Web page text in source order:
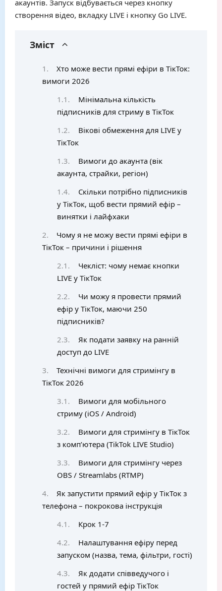
акаунтів. Запуск відбувається через кнопку
створення відео, вкладку LIVE і кнопку Go LIVE.
Зміст
Хто може вести прямі ефіри в ТікТок:
вимоги 2026
Мінімальна кількість
підписників для стриму в ТікТок
Вікові обмеження для LIVE у
ТікТок
Вимоги до акаунта (вік
акаунта, страйки, регіон)
Скільки потрібно підписників
у ТікТок, щоб вести прямий ефір –
винятки і лайфхаки
Чому я не можу вести прямі ефіри в
ТікТок – причини і рішення
Чекліст: чому немає кнопки
LIVE у ТікТок
Чи можу я провести прямий
ефір у ТікТок, маючи 250
підписників?
Як подати заявку на ранній
доступ до LIVE
Технічні вимоги для стримінгу в
ТікТок 2026
Вимоги для мобільного
стриму (iOS / Android)
Вимоги для стримінгу в ТікТок
з комп’ютера (TikTok LIVE Studio)
Вимоги для стримінгу через
OBS / Streamlabs (RTMP)
Як запустити прямий ефір у ТікТок з
телефона – покрокова інструкція
Крок 1-7
Налаштування ефіру перед
запуском (назва, тема, фільтри, гості)
Як додати співведучого і
гостей у прямий ефір ТікТок